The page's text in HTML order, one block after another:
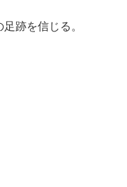
跡を信じる。